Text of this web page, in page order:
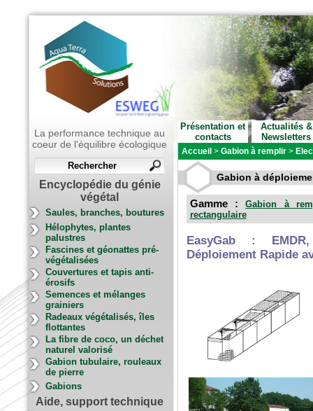
La performance technique au
coeur de l'équilibre écologique
Encyclopédie du génie
végétal
Saules, branches, boutures
Hélophytes, plantes
palustres
Fascines et géonattes pré-
végétalisées
Couvertures et tapis anti-
érosifs
Semences et mélanges
grainiers
Radeaux végétalisés, îles
flottantes
La fibre de coco, un déchet
naturel valorisé
Gabion tubulaire, rouleaux
de pierre
Gabions
Aide, support technique
Présentation et
contacts
Actualités &
Newsletters
Accueil > Gabion à remplir >
Gabion à
Gamme :Gabion à
rectangulaire
EasyGab :
Déploiement Rapide